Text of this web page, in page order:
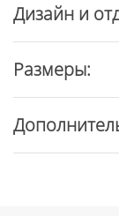
Дизайн и
Размеры: